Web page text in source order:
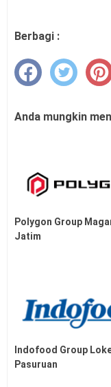
Berbagi :
Anda mungkin
Polygon Group
Jatim
Indofood Group
Pasuruan